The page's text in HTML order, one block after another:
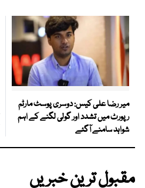
میر رضا علی کیس: دوسری پوسٹ مارٹم
رپورٹ میں تشدد اور گولی لگنے کے اہم
شواہد سامنے آگئے
مقبول ترین خبریں